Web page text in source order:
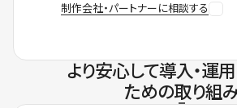
制作会社・パートナーに相談する
より安心して導入・運
ための取り組